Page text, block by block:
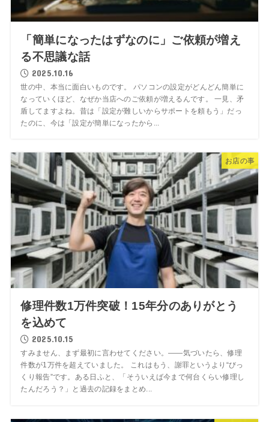
「簡単になったはずなのに」ご依頼が増え
る不思議な話
2025.10.16
世の中、本当に面白いものです。 パソコンの設定がどんどん簡単に
なっていくほど、なぜか当店へのご依頼が増えるんです。 一見、矛
盾してますよね。昔は「設定が難しいからサポートを頼もう」だっ
たのに、今は「設定が簡単になったから...
お店の事
修理件数1万件突破！15年分のありがとう
を込めて
2025.10.15
すみません、まず最初に言わせてください。――気づいたら、修理
件数が1万件を超えていました。 これはもう、謝罪というより“びっ
くり報告”です。ある日ふと、「そういえば今まで何台くらい修理し
たんだろう？」と過去の記録をまとめ...